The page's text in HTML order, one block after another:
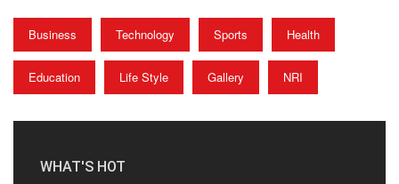
Business Technology Sports Health
Education Life Style Gallery NRI
WHAT'S HOT